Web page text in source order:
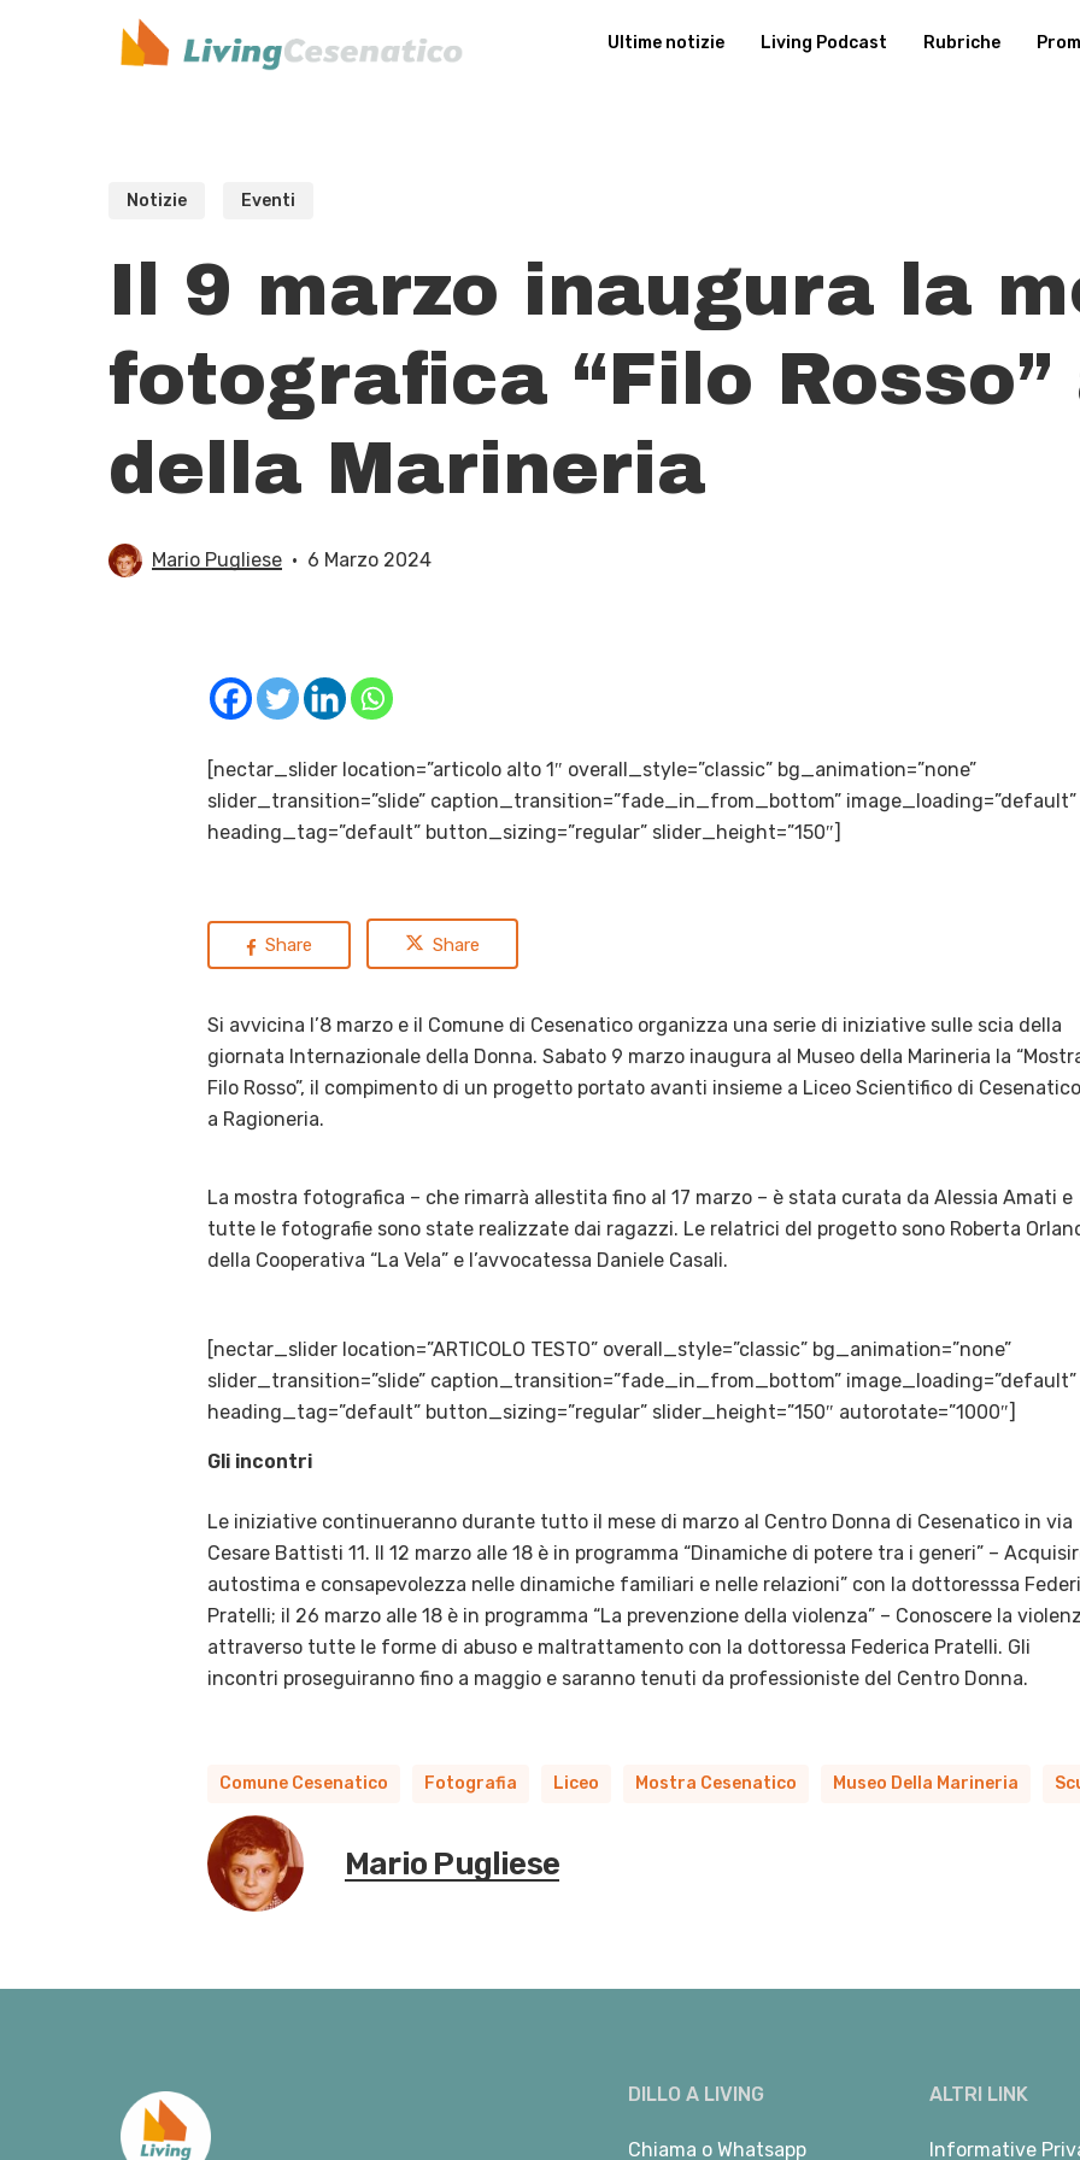
Ultime notizie Living Podcast Rubriche
Notizie Eventi
Il 9 marzo inaugura la
fotografica “Filo Rosso”
della Marineria
Mario Pugliese 6 Marzo 2024
[nectar_slider location=”articolo alto 1″ overall_style=”classic” bg_animation=”none”
slider_transition=”slide” caption_transition=”fade_in_from_bottom” image_loading=”default”
heading_tag=”default” button_sizing=”regular” slider_height=”150″]
Share Share
Si avvicina l’8 marzo e il Comune di Cesenatico organizza una serie di iniziative sulle scia della
giornata Internazionale della Donna. Sabato 9 marzo inaugura al Museo della Marineria la
Filo Rosso”, il compimento di un progetto portato avanti insieme a Liceo Scientifico di
a Ragioneria.
La mostra fotografica – che rimarrà allestita fino al 17 marzo – è stata curata da Alessia Amati e
tutte le fotografie sono state realizzate dai ragazzi. Le relatrici del progetto sono Roberta
della Cooperativa “La Vela” e l’avvocatessa Daniele Casali.
[nectar_slider location=”ARTICOLO TESTO” overall_style=”classic” bg_animation=”none”
slider_transition=”slide” caption_transition=”fade_in_from_bottom” image_loading=”default”
heading_tag=”default” button_sizing=”regular” slider_height=”150″ autorotate=”1000″]
Gli incontri
Le iniziative continueranno durante tutto il mese di marzo al Centro Donna di Cesenatico in via
Cesare Battisti 11. Il 12 marzo alle 18 è in programma “Dinamiche di potere tra i generi” –
autostima e consapevolezza nelle dinamiche familiari e nelle relazioni” con la dottoresssa
Pratelli; il 26 marzo alle 18 è in programma “La prevenzione della violenza” – Conoscere la
attraverso tutte le forme di abuso e maltrattamento con la dottoressa Federica Pratelli. Gli
incontri proseguiranno fino a maggio e saranno tenuti da professioniste del Centro Donna.
Comune Cesenatico Fotografia Liceo Mostra Cesenatico Museo Della Marineria
Mario Pugliese
DILLO A LIVING
Chiama o Whatsapp
ALTRI LINK
Informative